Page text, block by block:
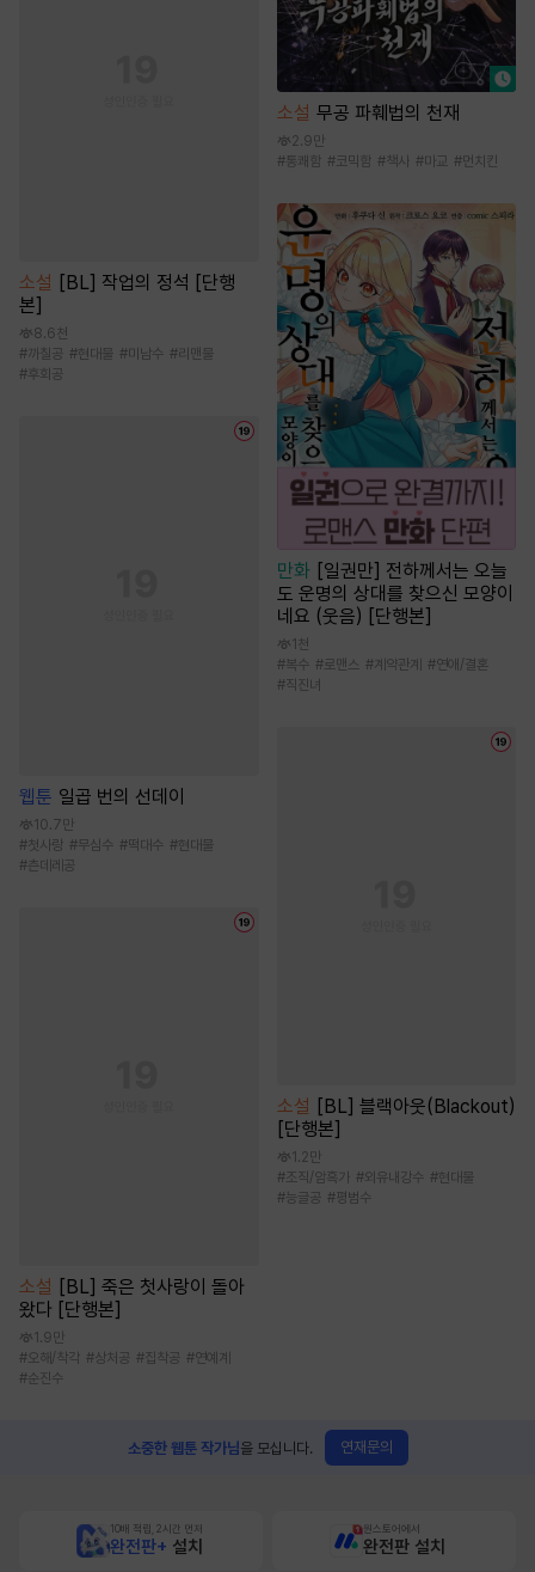
소설 [BL] 작업의 정석 [단행
본]
8.6천
#까칠공 #현대물 #미남수 #리맨물
#후회공
웹툰 일곱 번의 선데이
10.7만
#첫사랑 #무심수 #떡대수 #현대물
#츤데레공
소설
[BL] 죽은 첫사랑이 돌아
왔다 [단행본]
1.9만
#오해/착각 #상처공 #집착공 #연예계
#순진수
소설 무공 파훼법의 천재
2.9만
#통쾌함 #코믹함 #책사 #마교 #먼치킨
만화 [일권만] 전하께서는 오늘
도 운명의 상대를 찾으신 모양이
네요 (웃음) [단행본]
1천
#복수 #로맨스 #계약관계 #연애/결혼
#직진녀
소설
[BL] 블랙아웃(Blackout)
[단행본]
1.2만
#조직/암흑가 #외유내강수 #현대물
#능글공 #평범수
소중한 웹툰 작가님을 모십니다. 연재문의
10배 적립, 2시간 먼저
완전판+ 설치
원스토어에서
완전판 설치